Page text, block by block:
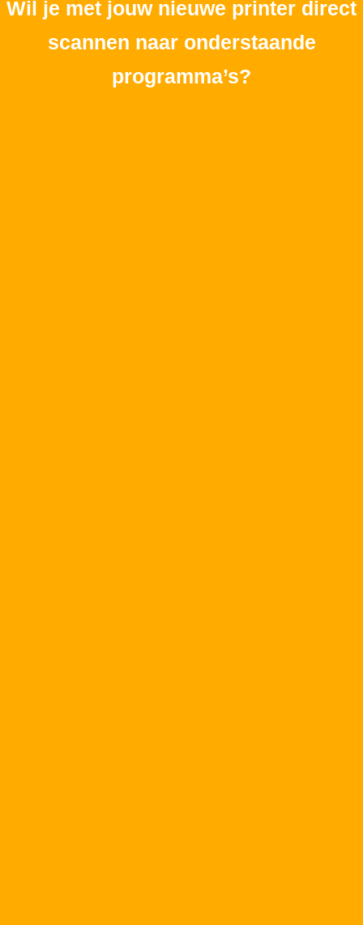
Wil je met jouw nieuwe printer direct
scannen naar onderstaande
programma’s?